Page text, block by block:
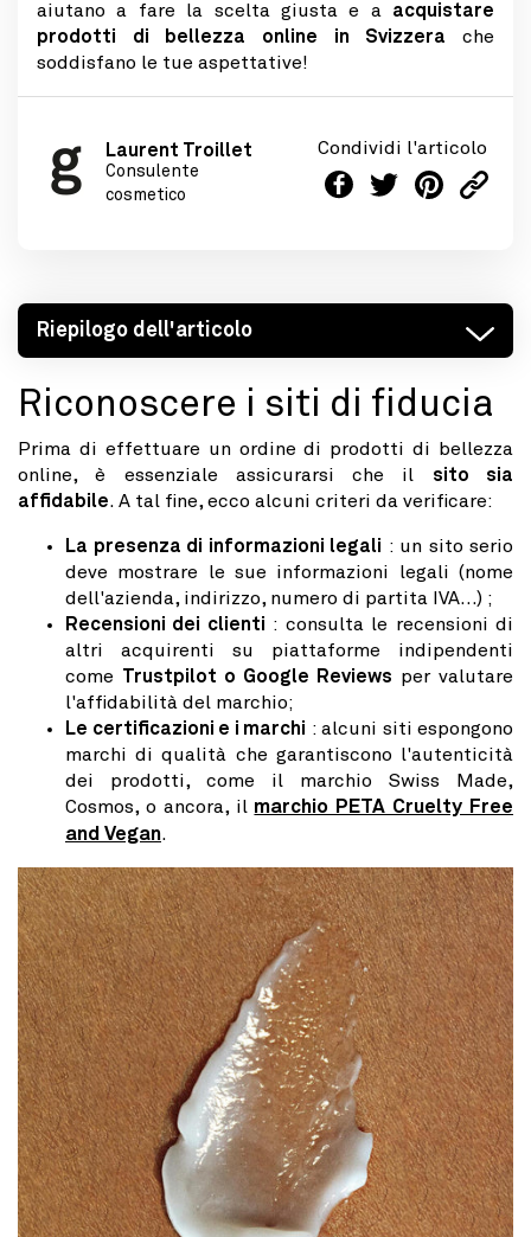
aiutano a fare la scelta giusta e a acquistare
prodotti di bellezza online in Svizzera
che
soddisfano le tue aspettative!
Laurent Troillet
Consulente
cosmetico
Condividi l'articolo
Riepilogo dell'articolo
Riconoscere i siti di fiducia
Prima di effettuare un ordine di prodotti di bellezza
online, è essenziale assicurarsi che il sito sia
affidabile. A tal fine, ecco alcuni criteri da verificare:
La presenza di informazioni legali : un sito serio
deve mostrare le sue informazioni legali (nome
dell'azienda, indirizzo, numero di partita IVA...) ;
Recensioni dei clienti : consulta le recensioni di
altri acquirenti su piattaforme indipendenti
come Trustpilot o Google Reviews per valutare
l'affidabilità del marchio;
Le certificazioni e i marchi : alcuni siti espongono
marchi di qualità che garantiscono l'autenticità
dei prodotti, come il marchio Swiss Made,
Cosmos, o ancora, il marchio PETA Cruelty Free
and Vegan.